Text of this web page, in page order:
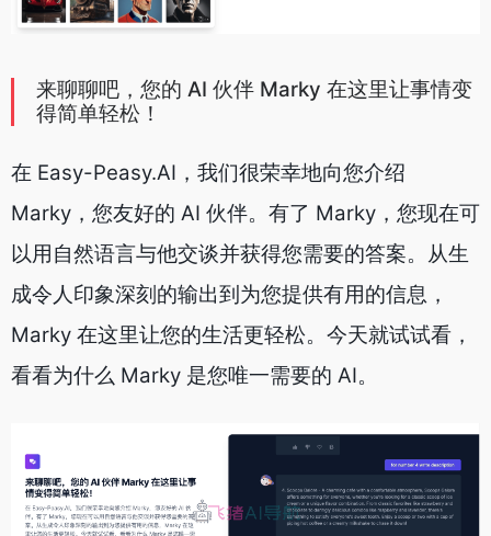
来聊聊吧，您的 AI 伙伴 Marky 在这里让事情变
得简单轻松！
在 Easy-Peasy.AI，我们很荣幸地向您介绍
Marky，您友好的 AI 伙伴。有了 Marky，您现在可
以用自然语言与他交谈并获得您需要的答案。从生
成令人印象深刻的输出到为您提供有用的信息，
Marky 在这里让您的生活更轻松。今天就试试看，
看看为什么 Marky 是您唯一需要的 AI。